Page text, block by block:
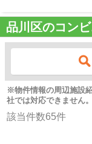
品川区のコン
※物件情報の周辺施設
社では対応できません。
該当件数65件